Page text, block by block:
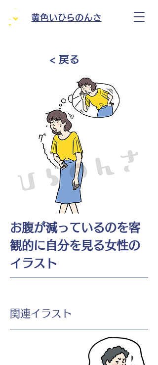
黄色いひらのんさ
< 戻る
お腹が減っているのを客
観的に自分を見る女性の
イラスト
​関連イラスト